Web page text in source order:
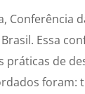
Conferência
Essa
de